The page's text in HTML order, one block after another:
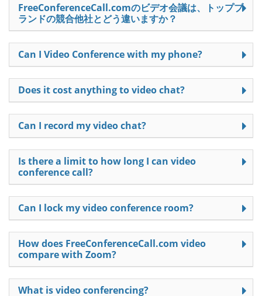
FreeConferenceCall.comのビデオ会議は、トップブ
ランドの競合他社とどう違いますか？
Can I Video Conference with my phone?
Does it cost anything to video chat?
Can I record my video chat?
Is there a limit to how long I can video
conference call?
Can I lock my video conference room?
How does FreeConferenceCall.com video
compare with Zoom?
What is video conferencing?